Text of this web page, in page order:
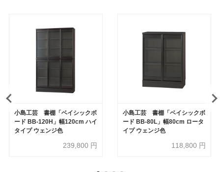
小島工芸 書棚「ベイシックボ
ード BB-120H」幅120cm ハイ
タイプ ウェンジ色
239,800 円
小島工芸 書棚「ベイシックボ
ード BB-80L」幅80cm ロータ
イプ ウェンジ色
118,800 円